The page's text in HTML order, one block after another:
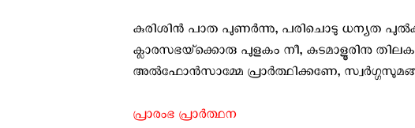
കുരിശിന്‍ പാത പുണര്‍ന്നു, പരിചൊടു ധന്യത
ക്ലാരസഭയ്‌ക്കൊരു പുളകം നീ, കുടമാളൂരിനു
അല്‍ഫോന്‍സാമ്മേ പ്രാര്‍ത്ഥിക്കണേ,
പ്രാരംഭ പ്രാര്‍ത്ഥന